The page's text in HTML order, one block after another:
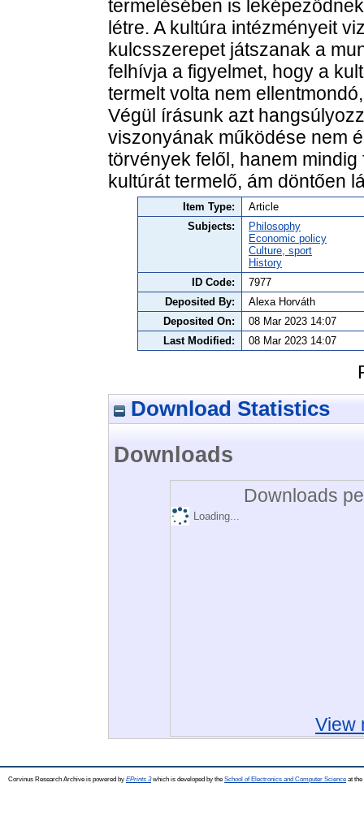
termelésében is
létre. A kultúra intézményeit
kulcsszerepet játszanak a
felhívja a figyelmet, hogy a
termelt volta nem
Végül írásunk azt
viszonyának működése nem
törvények felől, hanem
kultúrát termelő, ám döntően
Item Type:
Article
Subjects:
Philosophy
Economic policy
Culture, sport
History
ID Code:
7977
Deposited By:
Alexa Horváth
Deposited On:
08 Mar 2023 14:07
Last Modified:
08 Mar 2023 14:07
Download Statistics
Downloads
Downloads
Loading...
View
Corvinus Research Archive is powered by EPrints 3which is developed by the School of Electronics and Computer Science at